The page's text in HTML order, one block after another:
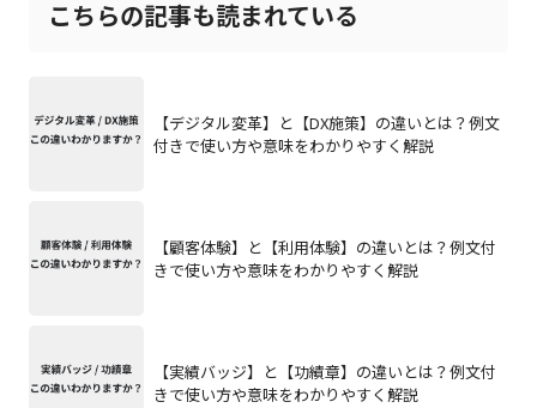
こちらの記事も読まれている
【デジタル変革】と【DX施策】の違いとは？例文
付きで使い方や意味をわかりやすく解説
【顧客体験】と【利用体験】の違いとは？例文付
きで使い方や意味をわかりやすく解説
【実績バッジ】と【功績章】の違いとは？例文付
きで使い方や意味をわかりやすく解説